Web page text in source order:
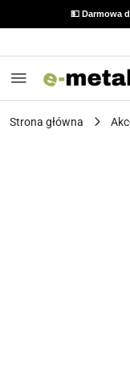
💵 Darmowa
🔙 Możliwość
Strona główna